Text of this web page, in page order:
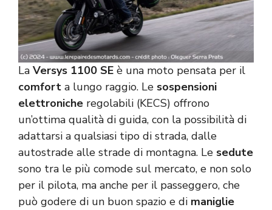
La Versys 1100 SE è una moto pensata per il
comfort a lungo raggio. Le sospensioni
elettroniche regolabili (KECS) offrono
un’ottima qualità di guida, con la possibilità di
adattarsi a qualsiasi tipo di strada, dalle
autostrade alle strade di montagna. Le sedute
sono tra le più comode sul mercato, e non solo
per il pilota, ma anche per il passeggero, che
può godere di un buon spazio e di maniglie